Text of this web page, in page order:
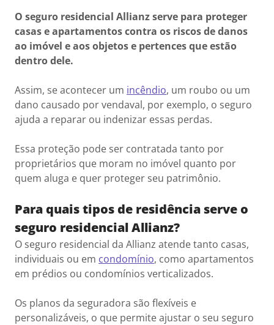
O seguro residencial Allianz serve para proteger
casas e apartamentos contra os riscos de danos
ao imóvel e aos objetos e pertences que estão
dentro dele.
Assim, se acontecer um incêndio, um roubo ou um
dano causado por vendaval, por exemplo, o seguro
ajuda a reparar ou indenizar essas perdas.
Essa proteção pode ser contratada tanto por
proprietários que moram no imóvel quanto por
quem aluga e quer proteger seu patrimônio.
Para quais tipos de residência serve o
seguro residencial Allianz?
O seguro residencial da Allianz atende tanto casas,
individuais ou em condomínio, como apartamentos
em prédios ou condomínios verticalizados.
Os planos da seguradora são flexíveis e
personalizáveis, o que permite ajustar o seu seguro